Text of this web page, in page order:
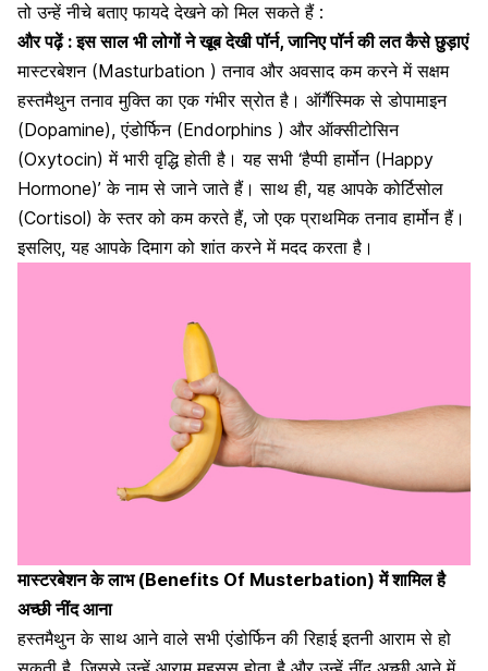
तो उन्हें नीचे बताए फायदे देखने को मिल सकते हैं :
और पढ़ें :इस साल भी लोगों ने खूब देखी पॉर्न, जानिए पॉर्न की लत कैसे छुड़ाएं
मास्टरबेशन (Masturbation ) तनाव और अवसाद कम करने में सक्षम
हस्तमैथुनतनाव मुक्तिका एक गंभीर स्रोत है। ऑर्गैस्मिक से डोपामाइन
(Dopamine), एंडोर्फिन (Endorphins ) और ऑक्सीटोसिन
(Oxytocin) में भारी वृद्धि होती है। यह सभी ‘हैप्पी हार्मोन (Happy
Hormone)’ के नाम से जाने जाते हैं। साथ ही, यह आपके कोर्टिसोल
(Cortisol) के स्तर को कम करते हैं, जो एक प्राथमिकतनाव हार्मोन हैं।
इसलिए, यह आपके दिमाग को शांत करने में मदद करता है।
मास्टरबेशन के लाभ (Benefits Of Musterbation) में शामिल है
अच्छी नींद आना
हस्तमैथुनके साथ आने वाले सभी एंडोर्फिन की रिहाई इतनी आराम से हो